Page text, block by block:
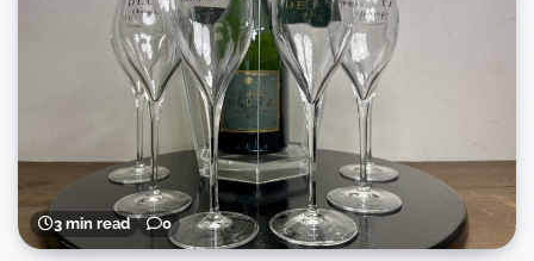
3 min read 0